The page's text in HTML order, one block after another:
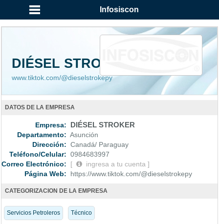
Infosiscon
DIÉSEL STROKER
www.tiktok.com/@dieselstrokepy
DATOS DE LA EMPRESA
Empresa: DIÉSEL STROKER
Departamento: Asunción
Dirección: Canadá/ Paraguay
Teléfono/Celular: 0984683997
Correo Electrónico:
[
ingresa a tu cuenta ]
Página Web: https://www.tiktok.com/@dieselstrokepy
CATEGORIZACION DE LA EMPRESA
Servicios Petroleros Técnico